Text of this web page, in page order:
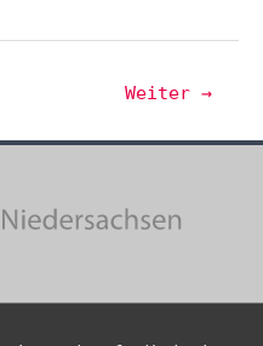
Weiter→